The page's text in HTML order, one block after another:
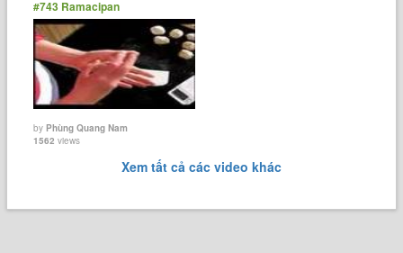
#743 Ramacipan
byPhùng Quang Nam
1562 views
Xem tất cả các video khác